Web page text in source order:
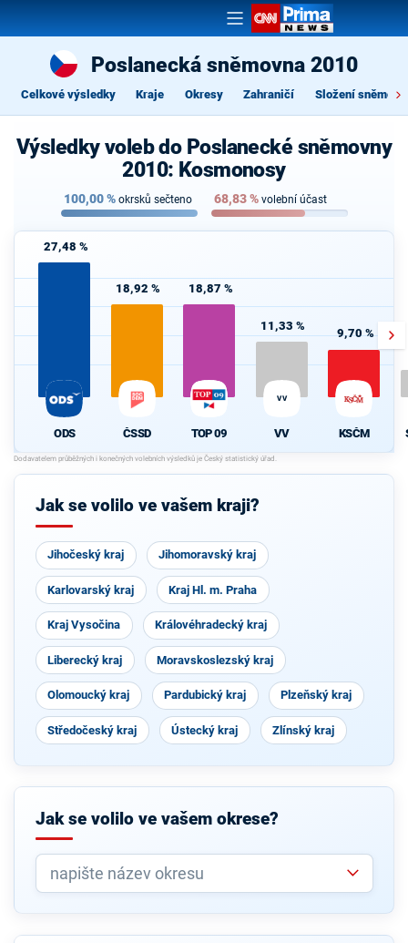
Poslanecká sněmovna 2010
Celkové výsledky Kraje Okresy Zahraničí Složení
Výsledky voleb do Poslanecké sněmovny
2010: Kosmonosy
100,00% okrsků sečteno 68,83% volební účast
27,48 %
ODS
18,92 %
ČSSD
18,87 %
TOP 09
11,33 %
VV
VV
9,70 %
KSČM
Jak se volilo ve vašem kraji?
Jihočeský kraj Jihomoravský kraj
Karlovarský kraj Kraj Hl. m. Praha
Kraj Vysočina Královéhradecký kraj
Liberecký kraj Moravskoslezský kraj
Olomoucký kraj Pardubický kraj Plzeňský kraj
Středočeský kraj Ústecký kraj Zlínský kraj
Jak se volilo ve vašem okrese?